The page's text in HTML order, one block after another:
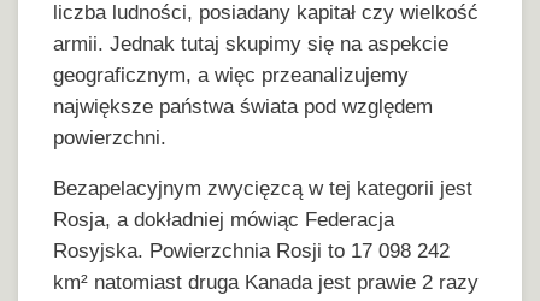
liczba ludności, posiadany kapitał czy wielkość
armii. Jednak tutaj skupimy się na aspekcie
geograficznym, a więc przeanalizujemy
największe państwa świata pod względem
powierzchni.
Bezapelacyjnym zwycięzcą w tej kategorii jest
Rosja, a dokładniej mówiąc Federacja
Rosyjska. Powierzchnia Rosji to 17 098 242
km² natomiast druga Kanada jest prawie 2 razy